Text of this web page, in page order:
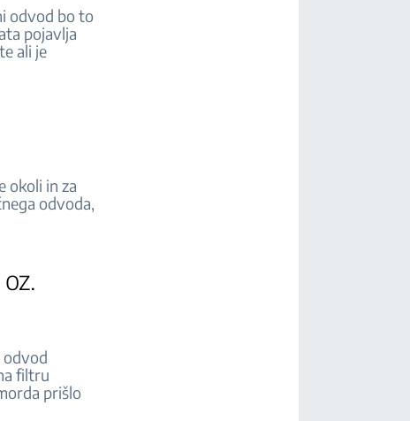
odvod bo to
pojavlja
ali je
okoli in za
odvoda,
odvod
filtru
prišlo